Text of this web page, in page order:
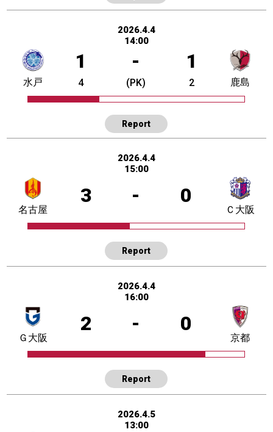
2026.4.4
14:00
1 - 1
水戸 4 (PK) 2 鹿島
Report
2026.4.4
15:00
3 - 0
名古屋 Ｃ大阪
Report
2026.4.4
16:00
2 - 0
Ｇ大阪 京都
Report
2026.4.5
13:00